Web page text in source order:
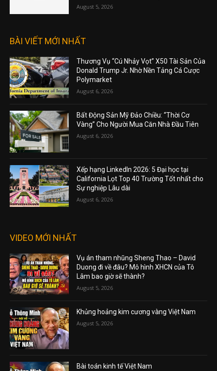
August 5, 2026
BÀI VIẾT MỚI NHẤT
Thương Vụ “Cú Nhảy Vọt” X50 Tài Sản Của
Donald Trump Jr. Nhờ Nền Tảng Cá Cược
Polymarket
August 6, 2026
Bất Động Sản Mỹ Đảo Chiều: “Thời Cơ
Vàng” Cho Người Mua Căn Nhà Đầu Tiên
August 6, 2026
Xếp hạng LinkedIn 2026: 5 Đại học tại
California Lọt Top 40 Trường Tốt nhất cho
Sự nghiệp Lâu dài
August 6, 2026
VIDEO MỚI NHẤT
Vụ án tham nhũng Sheng Thao – David
Duong đi về đâu? Mô hình XHCN của Tô
Lâm bao giờ sẽ thành?
August 5, 2026
Khủng hoảng kim cương vàng Việt Nam
August 5, 2026
Bài toán kinh tế Việt Nam